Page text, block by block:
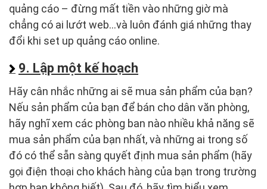
quảng cáo – đừng mất tiền vào những giờ mà
chẳng có ai lướt web…và luôn đánh giá những thay
đổi khi set up quảng cáo online.
9. Lập một kế hoạch
Hãy cân nhắc những ai sẽ mua sản phẩm của bạn?
Nếu sản phẩm của bạn để bán cho dân văn phòng,
hãy nghĩ xem các phòng ban nào nhiều khả năng sẽ
mua sản phẩm của bạn nhất, và những ai trong số
đó có thể sẵn sàng quyết định mua sản phẩm (hãy
gọi điện thoại cho khách hàng của bạn trong trường